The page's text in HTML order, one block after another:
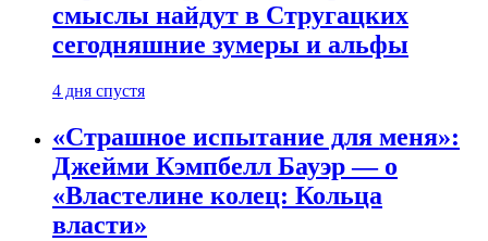
смыслы найдут в Стругацких
сегодняшние зумеры и альфы
4 дня спустя
«Страшное испытание для меня»:
Джейми Кэмпбелл Бауэр — о
«Властелине колец: Кольца
власти»